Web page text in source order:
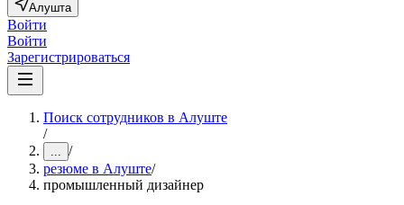
Алушта
Войти
Войти
Зарегистрироваться
Поиск сотрудников в Алуште
/
... /
резюме в Алуште/
промышленный дизайнер